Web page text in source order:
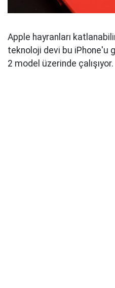
Apple hayranları
teknoloji devi bu iPhone'u
2 model üzerinde çalışıyor.